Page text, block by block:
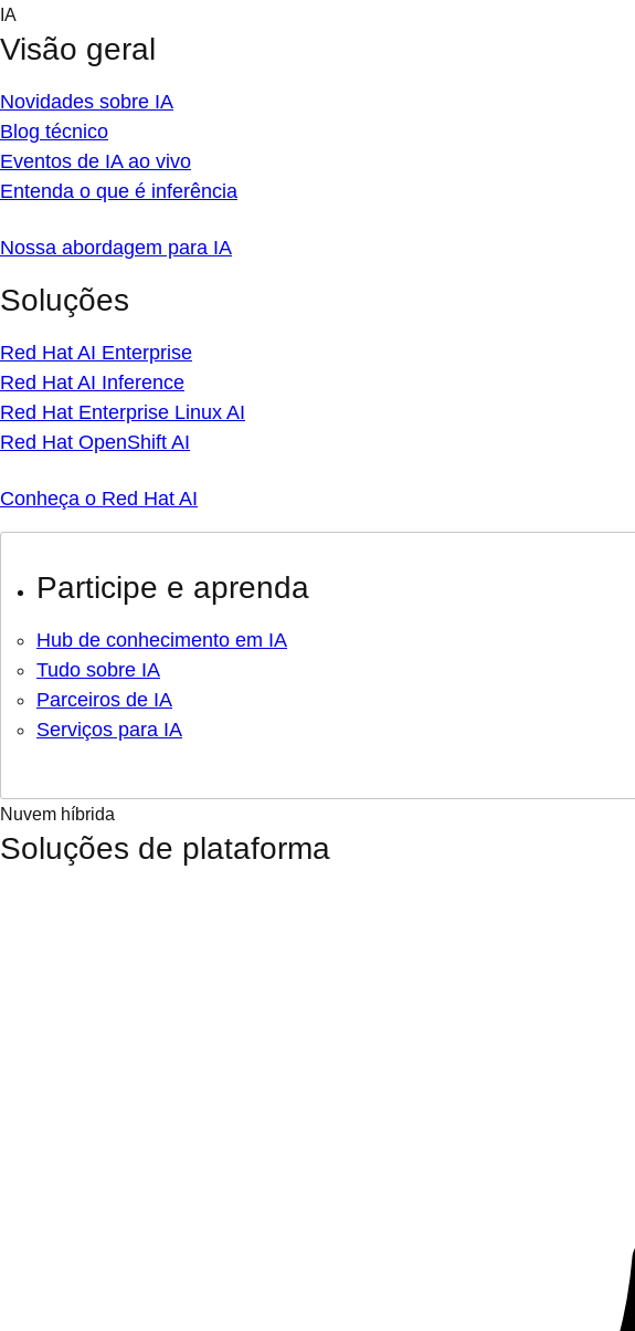
Skip
content
IA
Visão geral
Novidades sobre IA
Blog técnico
Eventos de IA ao vivo
Entenda o que é inferência
Nossa abordagem para IA
Soluções
Red Hat AI Enterprise
Red Hat AI Inference
Red Hat Enterprise Linux AI
Red Hat OpenShift AI
Conheça o Red Hat AI
Participe e aprenda
Hub de conhecimento em IA
Tudo sobre IA
Parceiros de IA
Serviços para IA
Nuvem híbrida
Soluções de plataforma